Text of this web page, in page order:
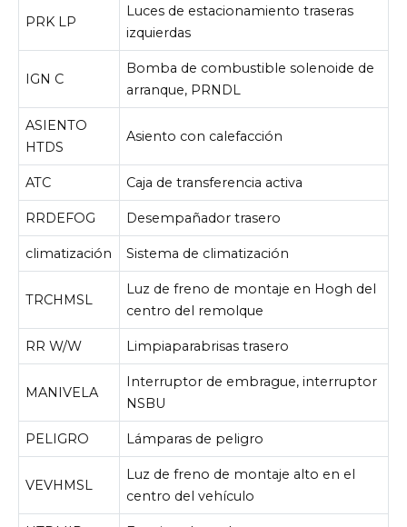
PRK LP
Luces de estacionamiento traseras
izquierdas
IGN C
Bomba de combustible solenoide de
arranque, PRNDL
ASIENTO
HTDS
Asiento con calefacción
ATC Caja de transferencia activa
RRDEFOG Desempañador trasero
climatización Sistema de climatización
TRCHMSL
Luz de freno de montaje en Hogh del
centro del remolque
RR W/W Limpiaparabrisas trasero
MANIVELA
Interruptor de embrague, interruptor
NSBU
PELIGRO Lámparas de peligro
VEVHMSL
Luz de freno de montaje alto en el
centro del vehículo